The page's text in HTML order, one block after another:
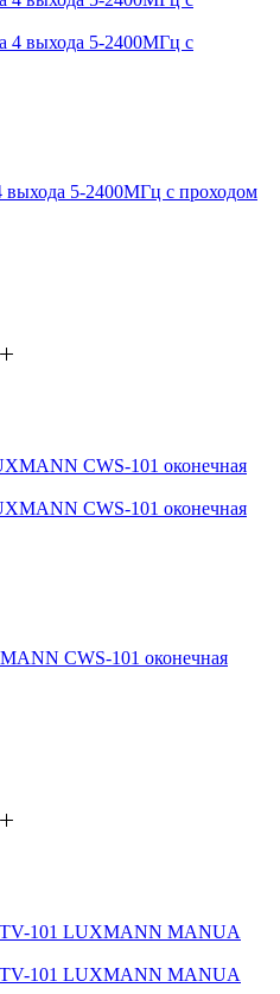
выхода 5-2400МГц с проходом
CWS-101 оконечная